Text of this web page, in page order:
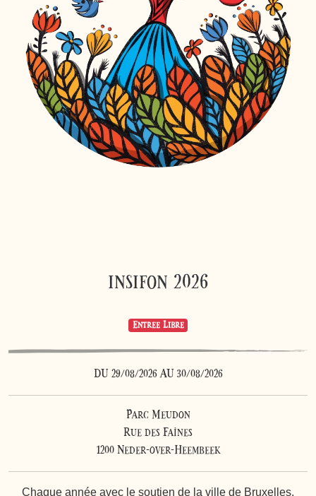
insifon 2026
Entrée Libre
DU 29/08/2026 AU 30/08/2026
Parc Meudon
Rue des Faînes
1200 Neder-over-Heembeek
Chaque année avec le soutien de la ville de Bruxelles,